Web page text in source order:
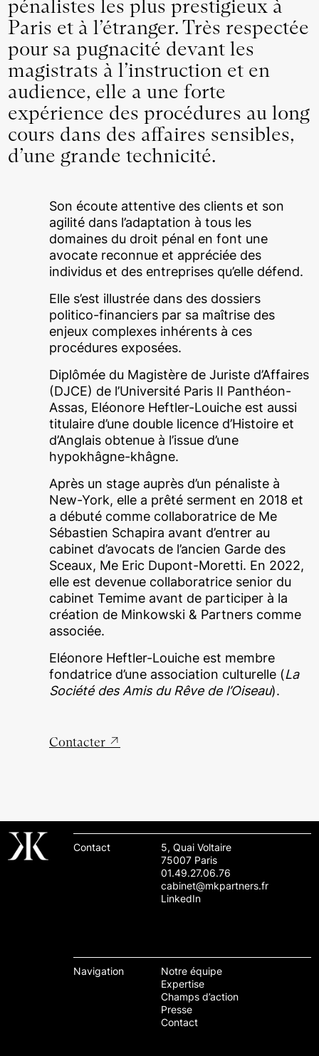
pénalistes les plus prestigieux à
Paris et à l’étranger. Très respectée
pour sa pugnacité devant les
magistrats à l’instruction et en
audience, elle a une forte
expérience des procédures au long
cours dans des affaires sensibles,
d’une grande technicité.
Son écoute attentive des clients et son
agilité dans l’adaptation à tous les
domaines du droit pénal en font une
avocate reconnue et appréciée des
individus et des entreprises qu’elle défend.
Elle s’est illustrée dans des dossiers
politico-financiers par sa maîtrise des
enjeux complexes inhérents à ces
procédures exposées.
Diplômée du Magistère de Juriste d’Affaires
(DJCE) de l’Université Paris II Panthéon-
Assas, Eléonore Heftler-Louiche est aussi
titulaire d’une double licence d’Histoire et
d’Anglais obtenue à l’issue d’une
hypokhâgne-khâgne.
Après un stage auprès d’un pénaliste à
New-York, elle a prêté serment en 2018 et
a débuté comme collaboratrice de Me
Sébastien Schapira avant d’entrer au
cabinet d’avocats de l’ancien Garde des
Sceaux, Me Eric Dupont-Moretti. En 2022,
elle est devenue collaboratrice senior du
cabinet Temime avant de participer à la
création de Minkowski & Partners comme
associée.
Eléonore Heftler-Louiche est membre
fondatrice d’une association culturelle (La
Société des Amis du Rêve de l’Oiseau).
Contacter ↗
Contact
5, Quai Voltaire
75007 Paris
01.49.27.06.76
cabinet@mkpartners.fr
LinkedIn
Navigation
Notre équipe
Expertise
Champs d’action
Presse
Contact